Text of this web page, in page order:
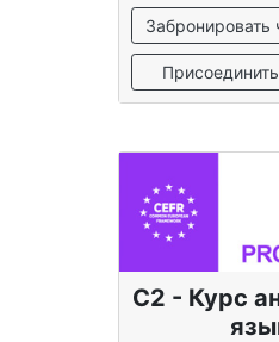
Забронировать
C2 - Курс